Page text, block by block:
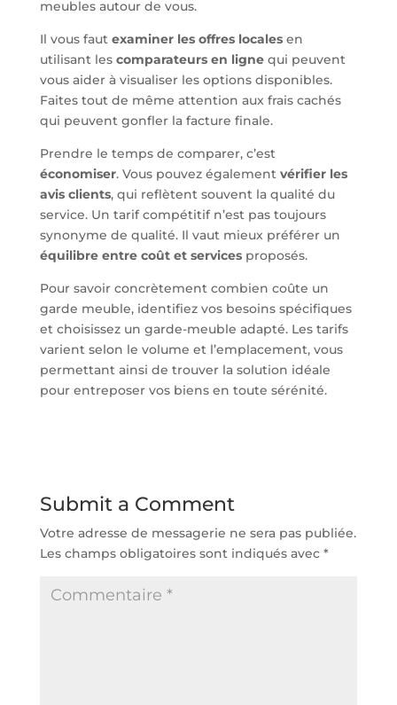
meubles autour de vous.
Il vous faut examiner les offres localesen
utilisant les comparateurs en lignequi peuvent
vous aider à visualiser les options disponibles.
Faites tout de même attention aux frais cachés
qui peuvent gonfler la facture finale.
Prendre le temps de comparer, c’est
économiser. Vous pouvez également vérifier les
avis clients, qui reflètent souvent la qualité du
service. Un tarif compétitif n’est pas toujours
synonyme de qualité. Il vaut mieux préférer un
équilibre entre coût et servicesproposés.
Pour savoir concrètement combien coûte un
garde meuble, identifiez vos besoins spécifiques
et choisissez un garde-meuble adapté. Les tarifs
varient selon le volume et l’emplacement, vous
permettant ainsi de trouver la solution idéale
pour entreposer vos biens en toute sérénité.
Submit a Comment
Votre adresse de messagerie ne sera pas publiée.
Les champs obligatoires sont indiqués avec *